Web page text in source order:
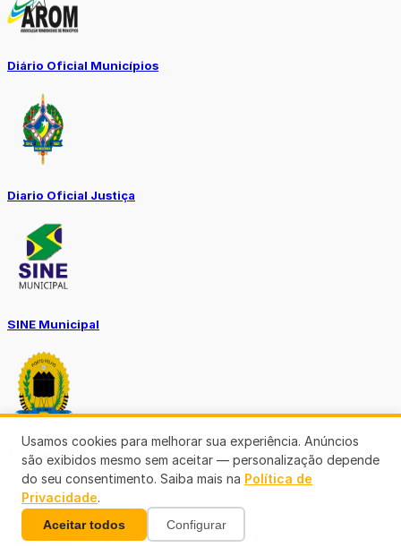
Diário Oficial Municípios
Diario Oficial Justiça
SINE Municipal
Transparência Porto Velho
Usamos cookies para melhorar sua experiência. Anúncios
são exibidos mesmo sem aceitar — personalização depende
do seu consentimento. Saiba mais na Política de
Privacidade.
Aceitar todos Configurar